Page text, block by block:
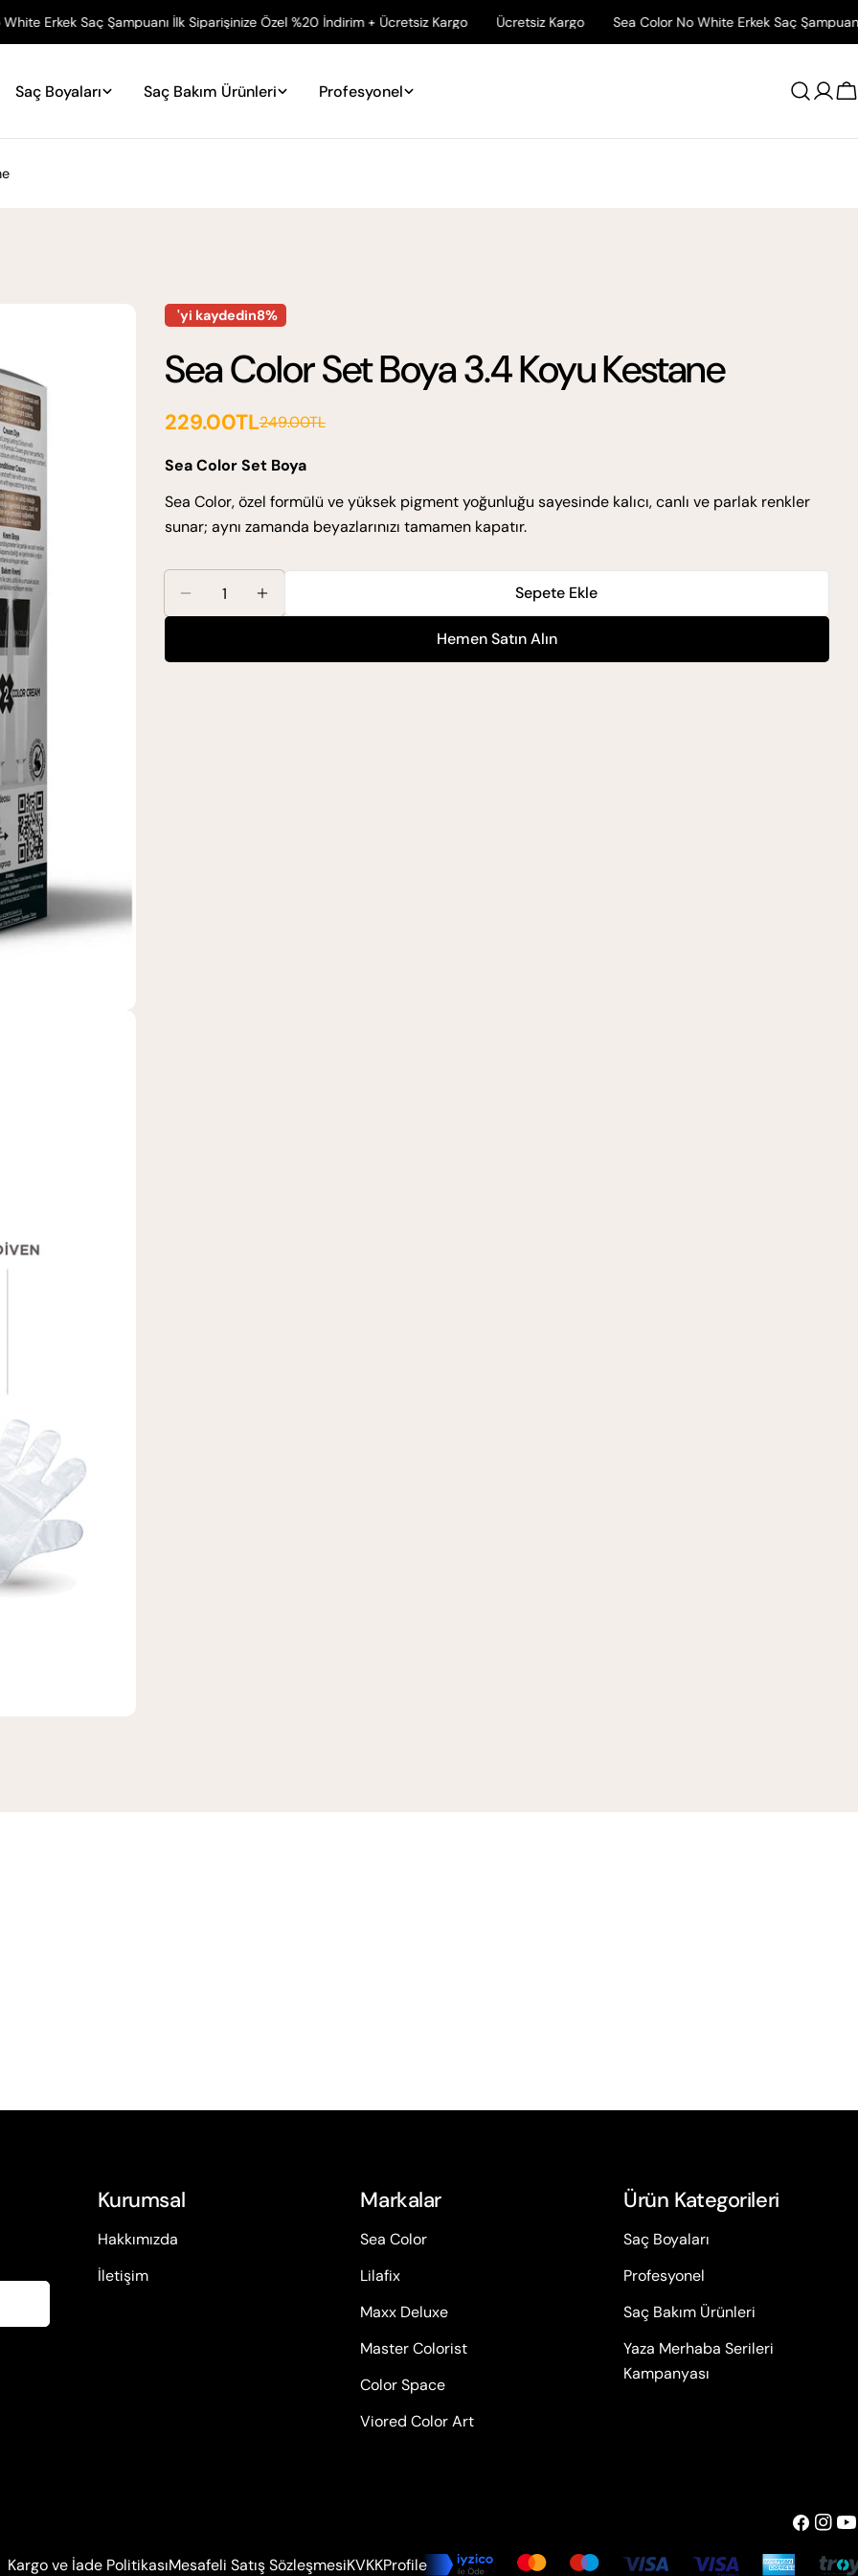
Şampuanı İlk Siparişinize Özel %20 İndirim + Ücretsiz Kargo Ücretsiz Kargo Sea Color No White Erkek Saç Şampuanı İlk
Saç Boyaları Saç Bakım Ürünleri Profesyonel
Giriş
'yi kaydedin8%
Sea Color Set Boya 3.4 Koyu Kestane
Satış
ücreti
229.00TL
Normal
fiyat
249.00TL
Sea Color Set Boya
Sea Color, özel formülü ve yüksek pigment yoğunluğu sayesinde kalıcı, canlı ve parlak renkler
sunar; aynı zamanda beyazlarınızı tamamen kapatır.
Sea Color Set Boya 3.4 Koyu Kestane Için Miktarı Azaltın
Sea Color Set Boya 3.4 Koyu Kestane Için Miktarı Artırın
Sepete Ekle
Hemen Satın Alın
Kurumsal
Hakkımızda
İletişim
Markalar
Sea Color
Lilafix
Maxx Deluxe
Master Colorist
Color Space
Viored Color Art
Ürün Kategorileri
Saç Boyaları
Profesyonel
Saç Bakım Ürünleri
Yaza Merhaba Serileri
Kampanyası
Facebook
Kargo ve İade PolitikasıMesafeli Satış SözleşmesiKVKKProfileÖdeme